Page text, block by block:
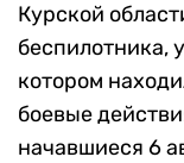
Курской
беспилотника,
котором
боевые
начавшиеся 6